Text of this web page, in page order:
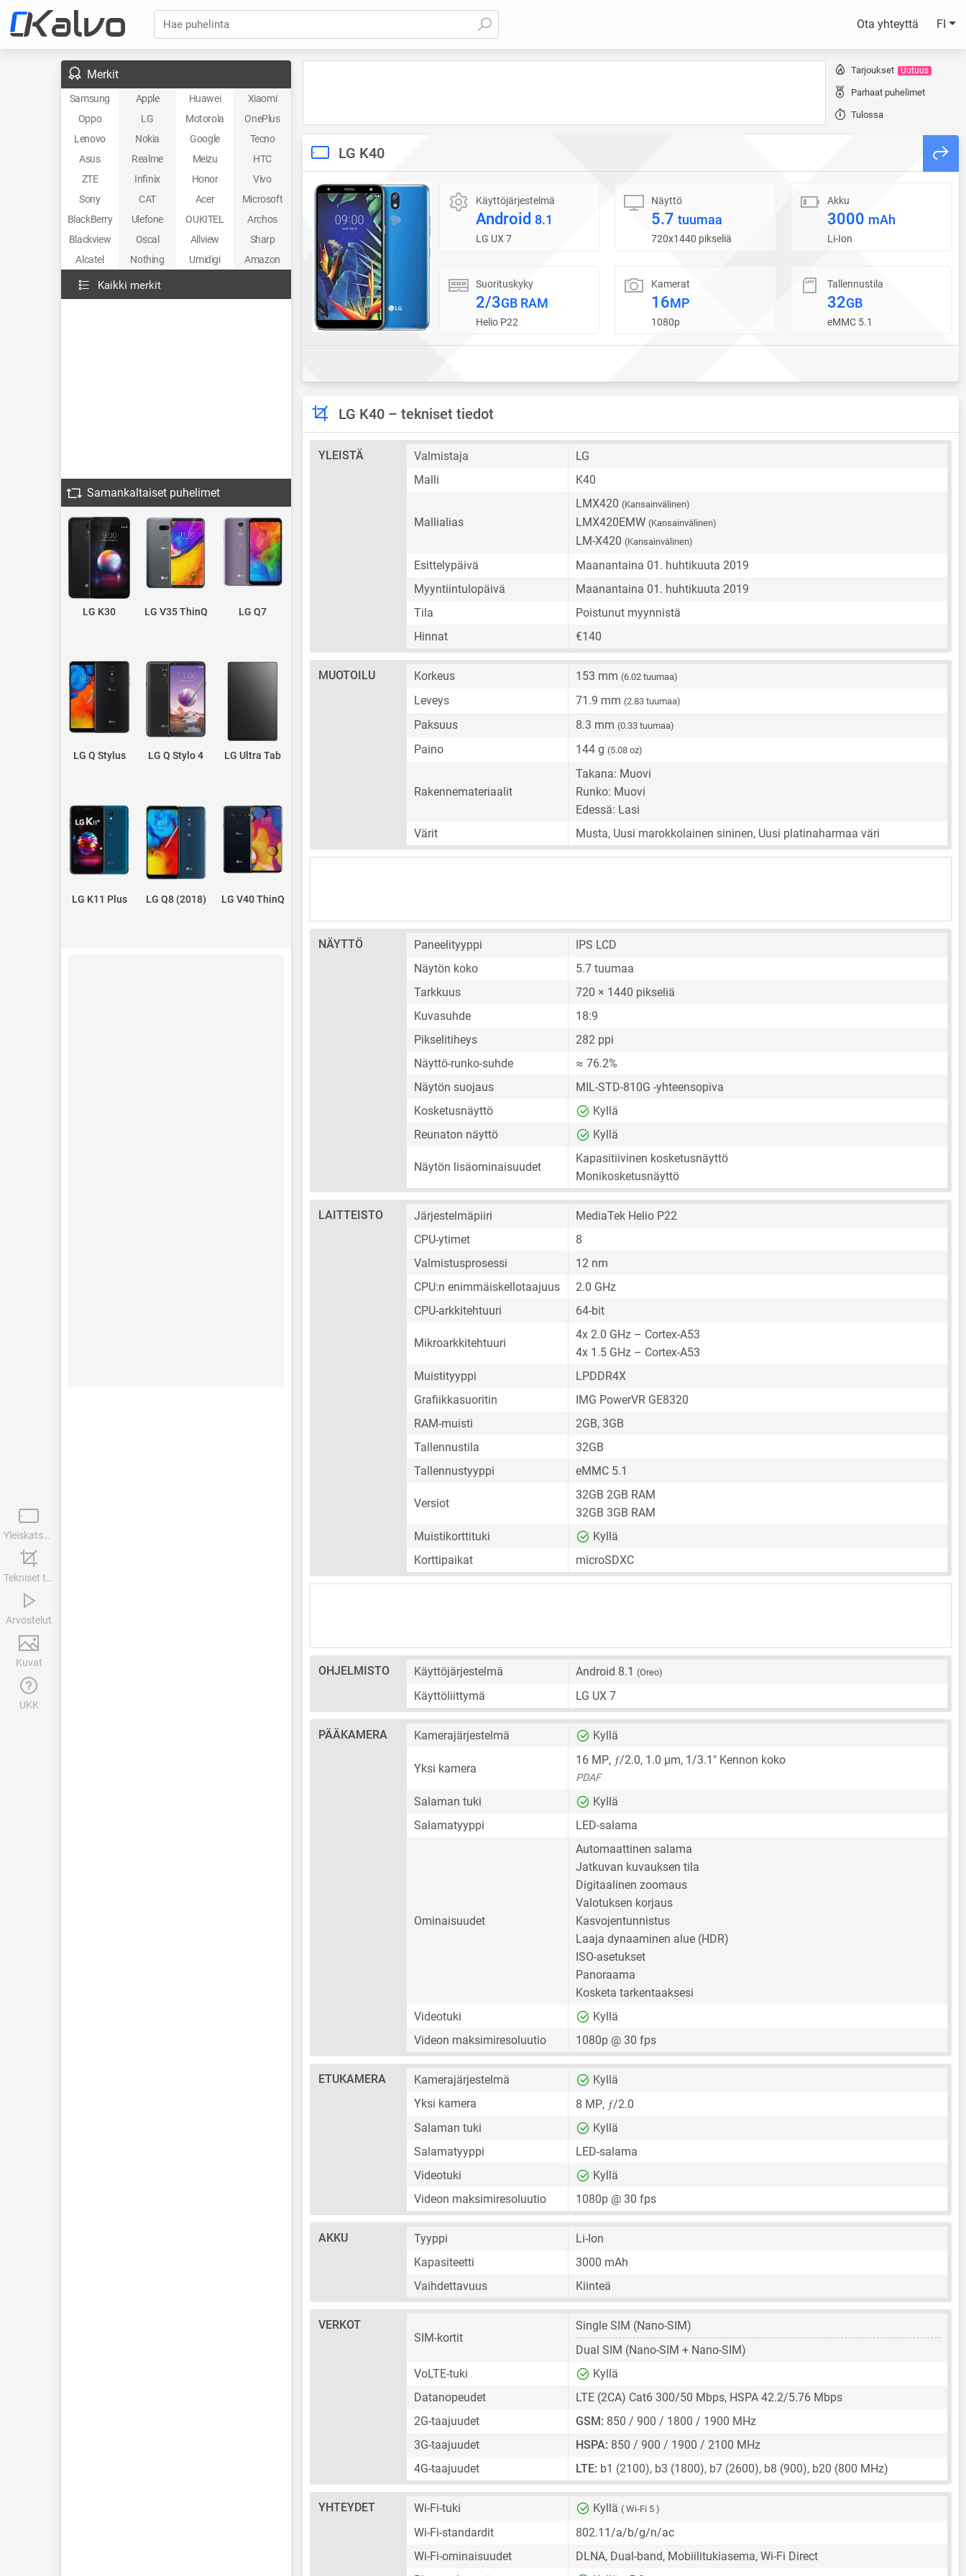
Ota yhteyttä FI
Hae puhelinta
Tarjoukset Uutuus
Parhaat puhelimet
Tulossa
LG K40
Käyttöjärjestelmä
Android 8.1
LG UX 7
Näyttö
5.7tuumaa
720x1440 pikseliä
Akku
3000 mAh
Li-Ion
Suorituskyky
2/3GB RAM
Helio P22
Kamerat
16MP
1080p
Tallennustila
32GB
eMMC 5.1
LG K40 – tekniset tiedot
YLEISTÄ Valmistaja
LG
Malli
K40
Mallialias
LMX420 (Kansainvälinen)
LMX420EMW (Kansainvälinen)
LM-X420 (Kansainvälinen)
Esittelypäivä
Maanantaina 01. huhtikuuta 2019
Myyntiintulopäivä
Maanantaina 01. huhtikuuta 2019
Tila
Poistunut myynnistä
Hinnat
€140
MUOTOILU Korkeus 153 mm (6.02 tuumaa)
Leveys 71.9 mm (2.83 tuumaa)
Paksuus 8.3 mm (0.33 tuumaa)
Paino 144 g (5.08 oz)
Rakennemateriaalit
Takana: Muovi
Runko: Muovi
Edessä: Lasi
Värit
Musta, Uusi marokkolainen sininen, Uusi platinaharmaa väri
NÄYTTÖ Paneelityyppi
IPS LCD
Näytön koko
5.7 tuumaa
Tarkkuus
720 × 1440 pikseliä
Kuvasuhde
18:9
Pikselitiheys
282 ppi
Näyttö-runko-suhde
≈ 76.2%
Näytön suojaus
MIL-STD-810G -yhteensopiva
Kosketusnäyttö
Kyllä
Reunaton näyttö
Kyllä
Näytön lisäominaisuudet
Kapasitiivinen kosketusnäyttö
Monikosketusnäyttö
LAITTEISTO Järjestelmäpiiri
MediaTek Helio P22
CPU-ytimet
8
Valmistusprosessi
12 nm
CPU:n enimmäiskellotaajuus
2.0 GHz
CPU-arkkitehtuuri
64-bit
Mikroarkkitehtuuri
4x 2.0 GHz – Cortex-A53
4x 1.5 GHz – Cortex-A53
Muistityyppi
LPDDR4X
Grafiikkasuoritin
IMG PowerVR GE8320
RAM-muisti
2GB, 3GB
Tallennustila
32GB
Tallennustyyppi
eMMC 5.1
Versiot
32GB 2GB RAM
32GB 3GB RAM
Muistikorttituki
Kyllä
Korttipaikat
microSDXC
OHJELMISTO Käyttöjärjestelmä Android 8.1 (Oreo)
Käyttöliittymä LG UX 7
PÄÄKAMERA Kamerajärjestelmä Kyllä
Yksi kamera
16 MP, ƒ/2.0, 1.0 μm, 1/3.1" Kennon koko
PDAF
Salaman tuki
Kyllä
Salamatyyppi
LED-salama
Ominaisuudet
Automaattinen salama
Jatkuvan kuvauksen tila
Digitaalinen zoomaus
Valotuksen korjaus
Kasvojentunnistus
Laaja dynaaminen alue (HDR)
ISO-asetukset
Panoraama
Kosketa tarkentaaksesi
Videotuki
Kyllä
Videon maksimiresoluutio
1080p @ 30 fps
ETUKAMERA Kamerajärjestelmä
Kyllä
Yksi kamera
8 MP, ƒ/2.0
Salaman tuki
Kyllä
Salamatyyppi
LED-salama
Videotuki
Kyllä
Videon maksimiresoluutio
1080p @ 30 fps
AKKU Tyyppi
Li-Ion
Kapasiteetti
3000 mAh
Vaihdettavuus
Kiinteä
VERKOT
SIM-kortit
Single SIM (Nano-SIM)
Dual SIM (Nano-SIM + Nano-SIM)
VoLTE-tuki
Kyllä
Datanopeudet
LTE (2CA) Cat6 300/50 Mbps, HSPA 42.2/5.76 Mbps
2G-taajuudet
GSM: 850 / 900 / 1800 / 1900 MHz
3G-taajuudet
HSPA: 850 / 900 / 1900 / 2100 MHz
4G-taajuudet
LTE: b1 (2100), b3 (1800), b7 (2600), b8 (900), b20 (800 MHz)
YHTEYDET Wi-Fi-tuki Kyllä ( Wi-Fi 5 )
Wi-Fi-standardit
802.11/a/b/g/n/ac
Wi-Fi-ominaisuudet
DLNA, Dual-band, Mobiilitukiasema, Wi-Fi Direct
Merkit
Samsung Apple Huawei
Xiaomi
Oppo
LG Motorola
OnePlus
Lenovo
Nokia Google
Tecno
Asus
Realme Meizu
HTC
ZTE
Infinix Honor
Vivo
Sony
CAT Acer
Microsoft
BlackBerry
Ulefone OUKITEL
Archos
Blackview
Oscal Allview
Sharp
Alcatel
Nothing Umidigi Amazon
Kaikki merkit
Samankaltaiset puhelimet
LG K30 LG V35 ThinQ LG Q7
LG Q Stylus LG Q Stylo 4 LG Ultra Tab
LG K11 Plus LG Q8 (2018) LG V40 ThinQ
Yleiskatsaus
Tekniset tiedot
Arvostelut
Kuvat
UKK